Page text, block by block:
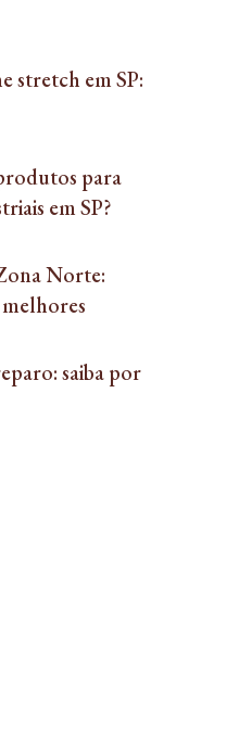
stretch em SP:
para
em SP?
Norte:
saiba por